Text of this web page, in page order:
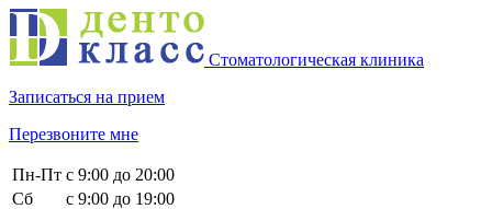
Стоматологическая клиника
Записаться на прием
Перезвоните мне
Пн-Пт с 9:00 до 20:00
Сб
с 9:00 до 19:00